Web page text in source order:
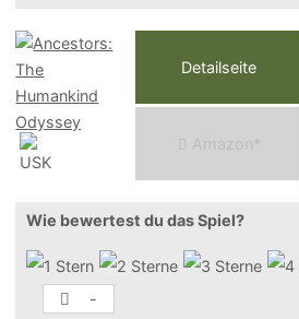
Detailseite
Ama o n*
Wie bewertest du das Spiel?
-